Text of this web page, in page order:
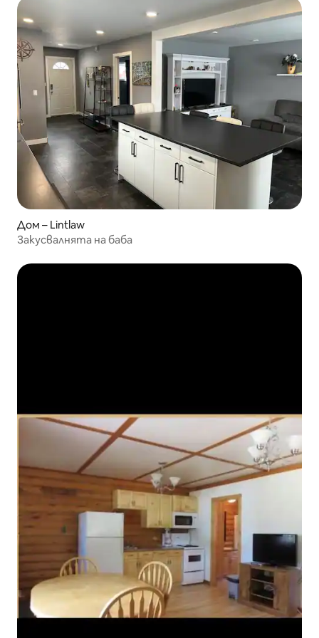
Дом – Lintlaw
Закусвалнята на баба